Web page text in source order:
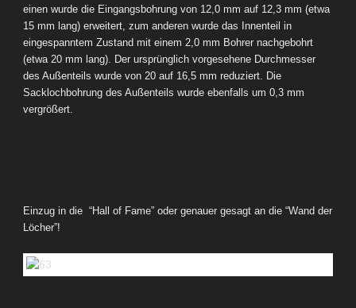
einen wurde die Eingangsbohrung von 12,0 mm auf 12,3 mm (etwa
15 mm lang) erweitert, zum anderen wurde das Innenteil in
eingespanntem Zustand mit einem 2,0 mm Bohrer nachgebohrt
(etwa 20 mm lang). Der ursprünglich vorgesehene Durchmesser
des Außenteils wurde von 20 auf 16,5 mm reduziert. Die
Sacklochbohrung des Außenteils wurde ebenfalls um 0,3 mm
vergrößert.
Einzug in die “Hall of Fame” oder genauer gesagt an die “Wand der
Löcher”!